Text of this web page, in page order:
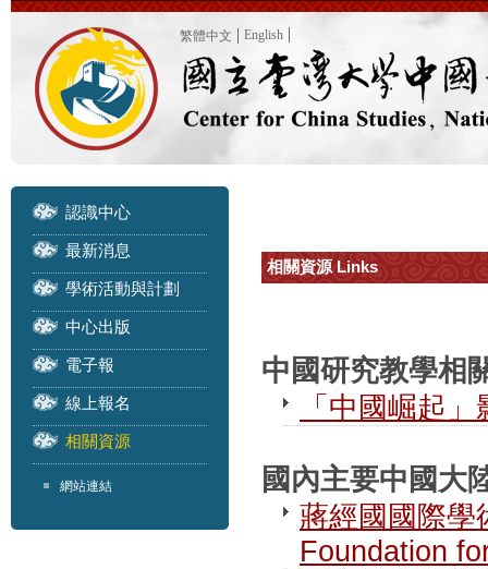
繁體中文 English
認識中心
最新消息
學術活動與計劃
中心出版
電子報
線上報名
相關資源
網站連結
相關資源 Links
中國研究教學相
「中國崛起
國內主要中國大
蔣經國國際學
Foundation